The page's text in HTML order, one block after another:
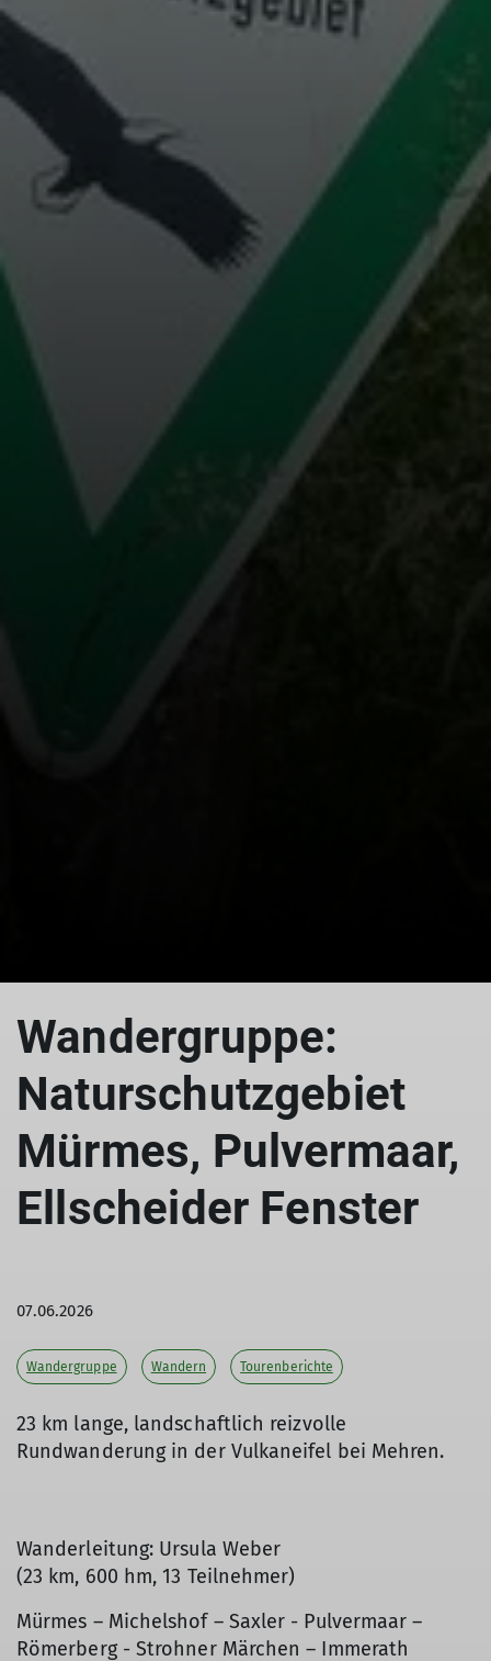
Wandergruppe:
Naturschutzgebiet
Mürmes, Pulvermaar,
Ellscheider Fenster
07.06.2026
Wandergruppe Wandern Tourenberichte
23 km lange, landschaftlich reizvolle
Rundwanderung in der Vulkaneifel bei Mehren.
Wanderleitung: Ursula Weber
(23 km, 600 hm, 13 Teilnehmer)
Mürmes – Michelshof – Saxler - Pulvermaar –
Römerberg - Strohner Märchen – Immerath
© DAV Koblenz